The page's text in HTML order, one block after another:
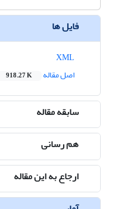
فایل ها
اصل مقاله
918.27 K
سابقه مقاله
هم رسانی
ارجاع به این مقاله